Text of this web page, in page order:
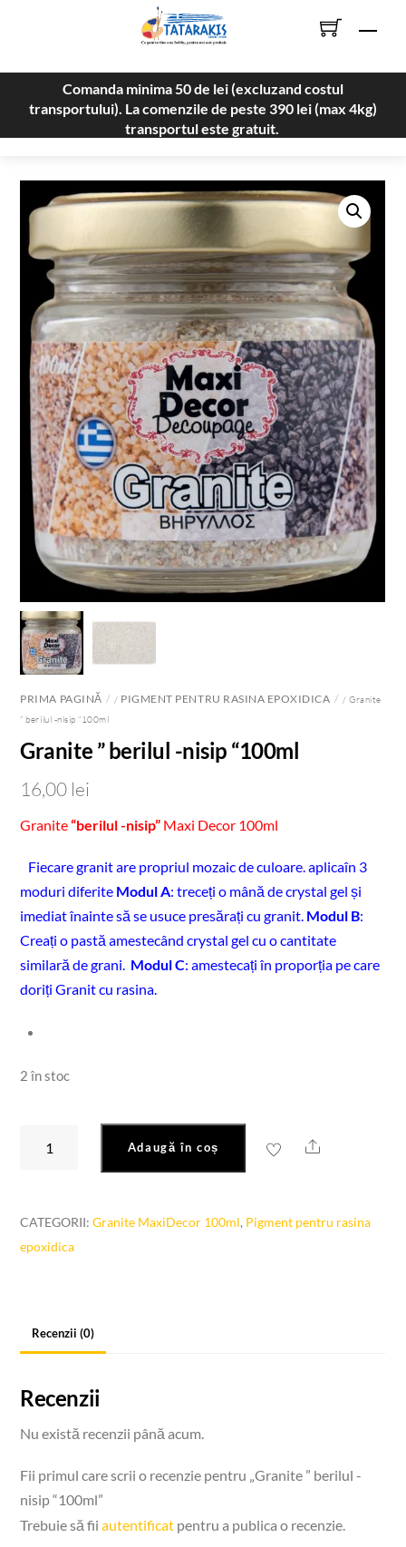
Comanda minima 50 de lei (excluzand costul
transportului). La comenzile de peste 390 lei (max 4kg)
transportul este gratuit.
PRIMA PAGINĂ / PIGMENT PENTRU RASINA EPOXIDICA
/ Granite
” berilul -nisip “100ml
Granite ” berilul -nisip “100ml
16,00 lei
Granite“berilul -nisip” Maxi Decor 100ml
Fiecare granit are propriul mozaic de culoare. aplicaîn 3
moduri diferite Modul A: treceți o mână de crystal gel și
imediat înainte să se usuce presărați cu granit. Modul B:
Creați o pastă amestecând crystal gel cu o cantitate
similară de grani. Modul C: amestecați în proporția pe care
doriți Granit cu rasina.
2 în stoc
Adaugă în coș Share
CATEGORII:Granite MaxiDecor 100ml, Pigment pentru rasina
epoxidica
Recenzii (0)
Recenzii
Nu există recenzii până acum.
Fii primul care scrii o recenzie pentru „Granite ” berilul -
nisip “100ml”
Trebuie să fiiautentificat pentru a publica o recenzie.